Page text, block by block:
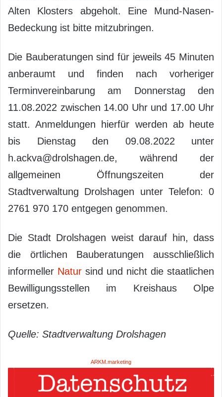
Alten Klosters abgeholt. Eine Mund-Nasen-
Bedeckung ist bitte mitzubringen.
Die Bauberatungen sind für jeweils 45 Minuten
anberaumt und finden nach vorheriger
Terminvereinbarung am Donnerstag den
11.08.2022 zwischen 14.00 Uhr und 17.00 Uhr
statt. Anmeldungen hierfür werden ab heute
bis Dienstag den 09.08.2022 unter
h.ackva@drolshagen.de, während der
allgemeinen Öffnungszeiten der
Stadtverwaltung Drolshagen unter Telefon: 0
2761 970 170 entgegen genommen.
Die Stadt Drolshagen weist darauf hin, dass
die örtlichen Bauberatungen ausschließlich
informeller Natur sind und nicht die staatlichen
Bewilligungsstellen im Kreishaus Olpe
ersetzen.
Quelle: Stadtverwaltung Drolshagen
ARKM.marketing